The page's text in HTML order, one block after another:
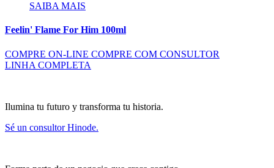
SAIBA MAIS
Feelin' Flame For Him 100ml
COMPRE ON-LINE COMPRE COM CONSULTOR
LINHA COMPLETA
Ilumina tu futuro y transforma tu historia.
Sé un consultor Hinode.